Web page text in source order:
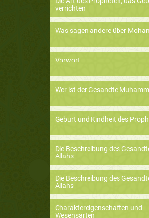
verrichten
Was sagen andere über
Vorwort
Wer ist der Gesandte
Geburt und Kindheit des
Die Beschreibung des
Allahs
Die Beschreibung des
Allahs
Charaktereigenschaften und
Wesensarten